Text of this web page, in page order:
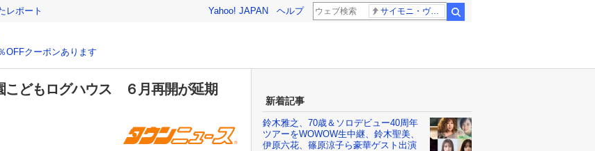
レポート Yahoo! JAPAN ヘルプ サイモニ・ヴニランギ 死去
OFFクーポンあります
こどもログハウス ６月再開が延期
新着記事
鈴木雅之、70歳＆ソロデビュー40周年
ツアーをWOWOW生中継、鈴木聖美、
伊原六花、篠原涼子ら豪華ゲスト出演